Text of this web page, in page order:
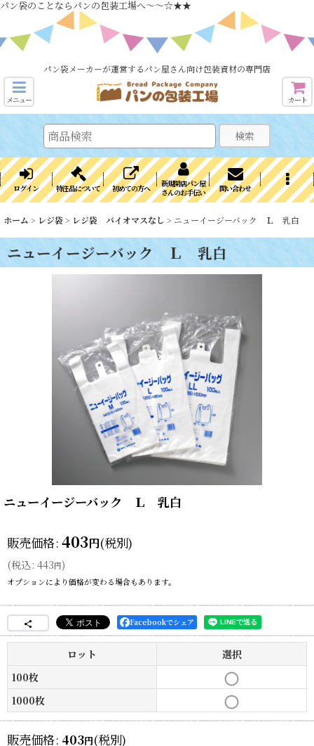
パン袋のことならパンの包装工場へ～～☆★★
パン袋メーカーが運営するパン屋さん向け包装資材の専門店
メニュー カート
検索
ログイン 特注品について 初めての方へ
新規開店パン屋
さんのお手伝い
問い合わせ
ホーム > レジ袋 > レジ袋 バイオマスなし > ニューイージーバック Ｌ 乳白
ニューイージーバック Ｌ 乳白
ニューイージーバック Ｌ 乳白
販売価格: 403円(税別)
(税込: 443円)
オプションにより価格が変わる場合もあります。
Facebookでシェア
ロット
選択
100枚
1000枚
販売価格: 403円(税別)